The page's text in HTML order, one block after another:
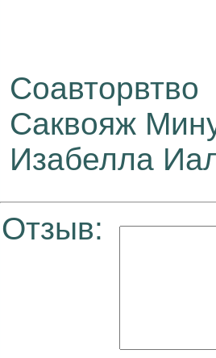
Соавторвтво
Саквояж
Изабелла
Отзыв: